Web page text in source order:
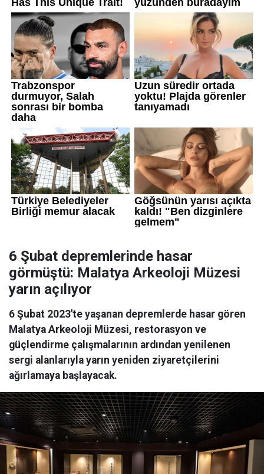
6 Şubat depremlerinde hasar
görmüştü: Malatya Arkeoloji Müzesi
yarın açılıyor
6 Şubat 2023'te yaşanan depremlerde hasar gören
Malatya Arkeoloji Müzesi, restorasyon ve
güçlendirme çalışmalarının ardından yenilenen
sergi alanlarıyla yarın yeniden ziyaretçilerini
ağırlamaya başlayacak.